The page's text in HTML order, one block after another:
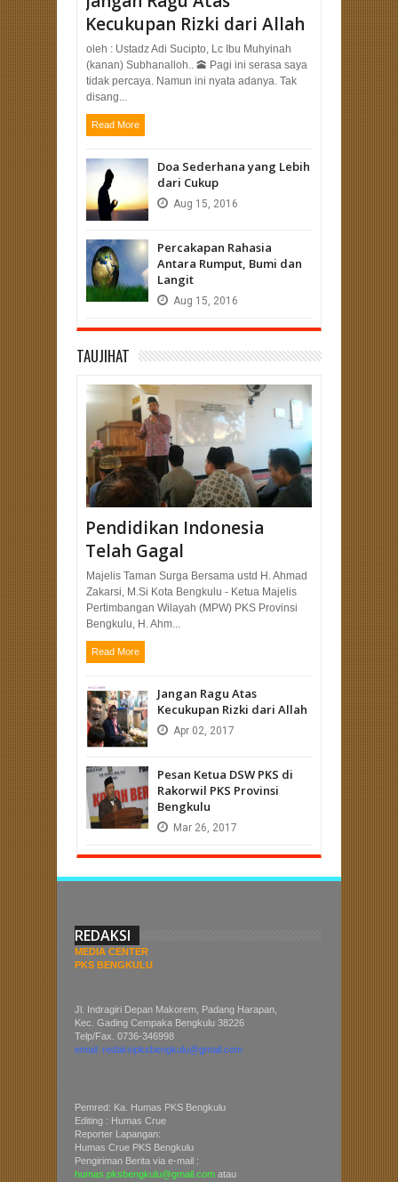
Kecukupan Rizki dari Allah
oleh : Ustadz Adi Sucipto, Lc Ibu Muhyinah
(kanan) Subhanalloh.. 🕋 Pagi ini serasa saya
tidak percaya. Namun ini nyata adanya. Tak
disang...
Read More
Doa Sederhana yang Lebih
dari Cukup
Aug 15, 2016
Percakapan Rahasia
Antara Rumput, Bumi dan
Langit
Aug 15, 2016
TAUJIHAT
Pendidikan Indonesia
Telah Gagal
Majelis Taman Surga Bersama ustd H. Ahmad
Zakarsi, M.Si Kota Bengkulu - Ketua Majelis
Pertimbangan Wilayah (MPW) PKS Provinsi
Bengkulu, H. Ahm...
Read More
Jangan Ragu Atas
Kecukupan Rizki dari Allah
Apr 02, 2017
Pesan Ketua DSW PKS di
Rakorwil PKS Provinsi
Bengkulu
Mar 26, 2017
REDAKSI
MEDIA CENTER
PKS BENGKULU
Jl. Indragiri Depan Makorem, Padang Harapan,
Kec. Gading Cempaka Bengkulu 38226
Telp/Fax. 0736-346998
email: redaksipksbengkulu@gmail.com
Pemred: Ka. Humas PKS Bengkulu
Editing : Humas Crue
Reporter Lapangan:
Humas Crue PKS Bengkulu
Pengiriman Berita via e-mail :
humas.pksbengkulu@gmail.com atau